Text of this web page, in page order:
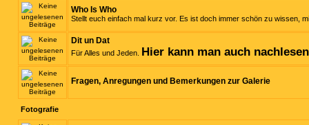
Who Is Who
Stellt euch einfach mal kurz vor. Es ist doch immer schön zu wissen,
Dit un Dat
Für Alles und Jeden. Hier kann man auch
Fragen, Anregungen und Bemerkungen zur Galerie
Fotografie